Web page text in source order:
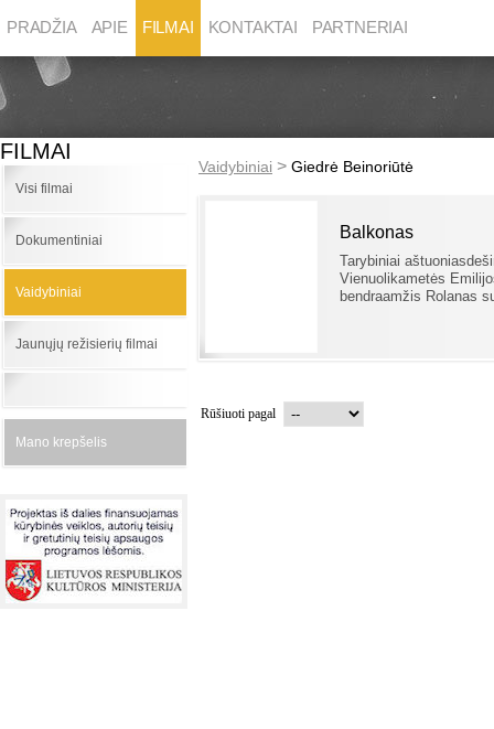
PRADŽIA APIE FILMAI KONTAKTAI PARTNERIAI
FILMAI
Visi filmai
Dokumentiniai
Vaidybiniai
Jaunųjų režisierių filmai
Mano krepšelis
Vaidybiniai > Giedrė Beinoriūtė
Balkonas
Tarybiniai
Vienuolikametės
bendraamžis Rolanas
Rūšiuoti pagal